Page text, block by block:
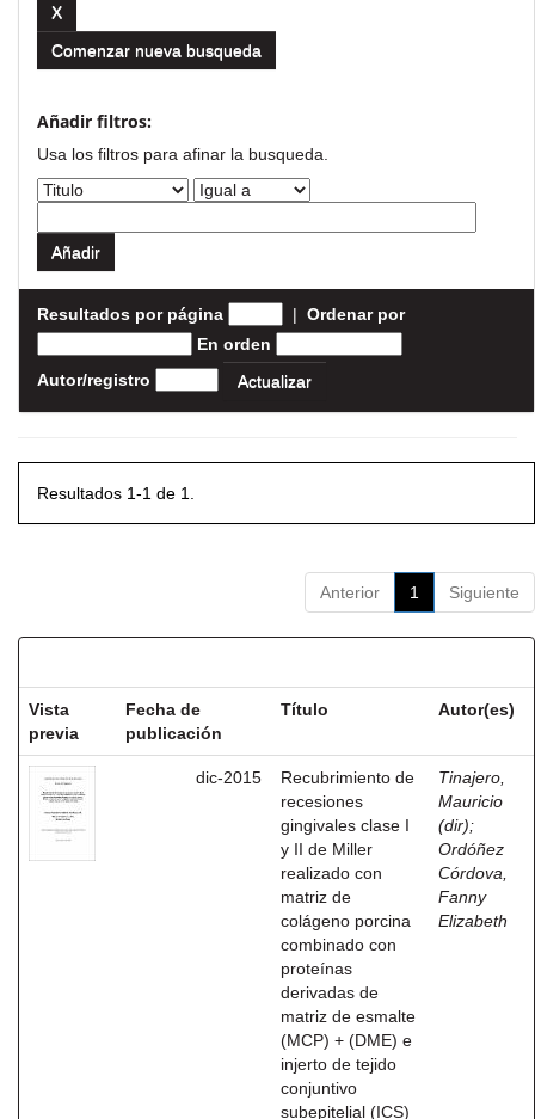
Comenzar nueva busqueda
Añadir filtros:
Usa los filtros para afinar la busqueda.
Resultados por página | Ordenar por
En orden
Autor/registro
Resultados 1-1 de 1.
Anterior 1 Siguiente
Vista
previa
Fecha de
publicación
Título Autor(es)
dic-2015
Recubrimiento de
recesiones
gingivales clase I
y II de Miller
realizado con
matriz de
colágeno porcina
combinado con
proteínas
derivadas de
matriz de esmalte
(MCP) + (DME) e
injerto de tejido
conjuntivo
subepitelial (ICS)
Tinajero,
Mauricio
(dir);
Ordóñez
Córdova,
Fanny
Elizabeth